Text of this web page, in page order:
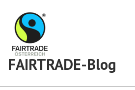
Inhalt
springen
FAIRTRADE-Blog